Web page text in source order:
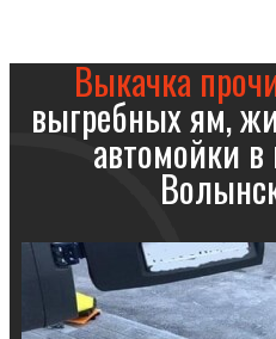
Выкачка
выгребных ям,
автомойки в